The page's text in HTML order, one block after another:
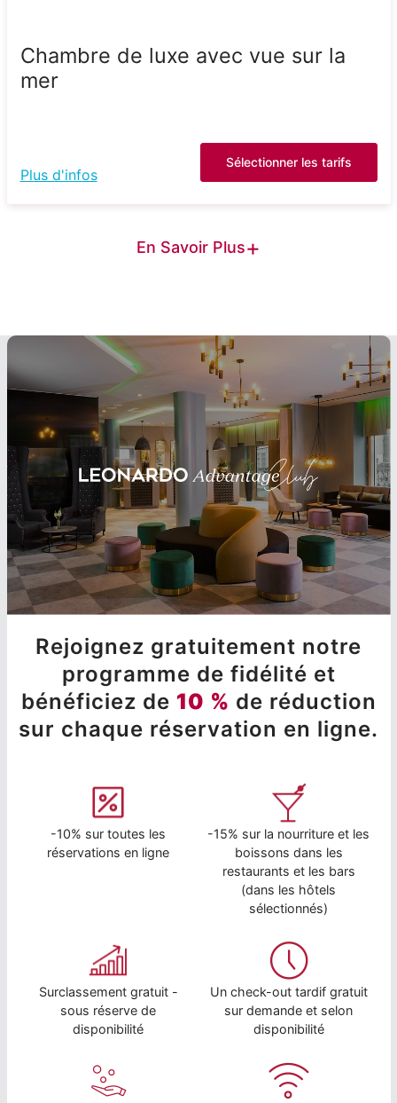
Chambre de luxe avec vue sur la
mer
Plus d'infos
Sélectionner les tarifs
En Savoir Plus+
Rejoignez gratuitement notre
programme de fidélité et
bénéficiez de 10 % de réduction
sur chaque réservation en ligne.
-10% sur toutes les
réservations en ligne
-15% sur la nourriture et les
boissons dans les
restaurants et les bars
(dans les hôtels
sélectionnés)
Surclassement gratuit -
sous réserve de
disponibilité
Un check-out tardif gratuit
sur demande et selon
disponibilité